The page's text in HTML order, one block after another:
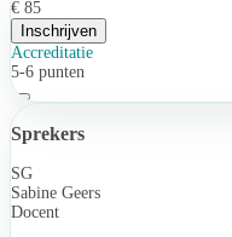
€ 85
Inschrijven
Accreditatie
5-6 punten
Sprekers
SG
Sabine Geers
Docent